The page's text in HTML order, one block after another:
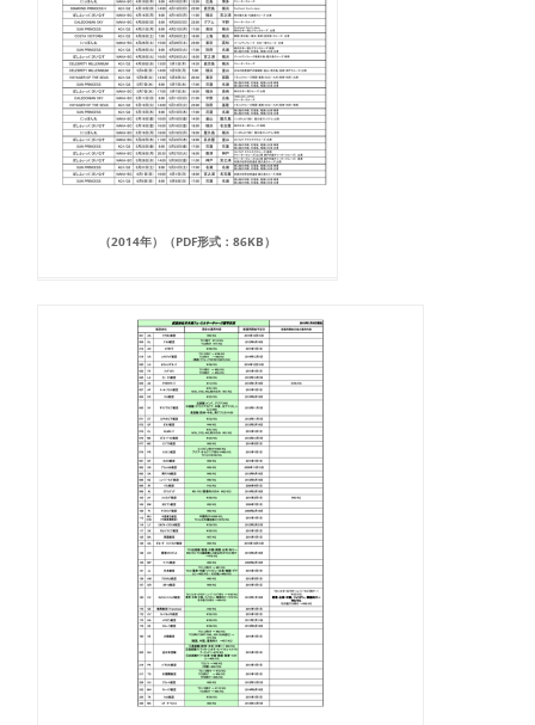
（2014年）（PDF形式：86KB）